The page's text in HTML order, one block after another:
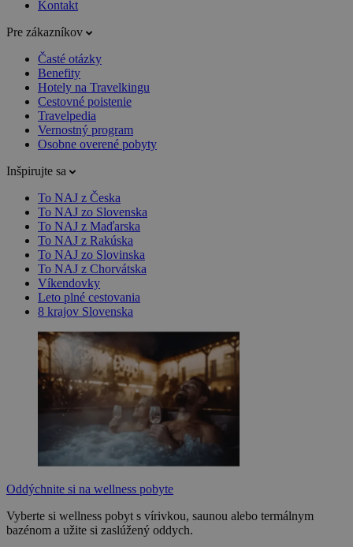
Kontakt
Pre zákazníkov
Časté otázky
Benefity
Hotely na Travelkingu
Cestovné poistenie
Travelpedia
Vernostný program
Osobne overené pobyty
Inšpirujte sa
To NAJ z Česka
To NAJ zo Slovenska
To NAJ z Maďarska
To NAJ z Rakúska
To NAJ zo Slovinska
To NAJ z Chorvátska
Víkendovky
Leto plné cestovania
8 krajov Slovenska
Oddýchnite si na wellness pobyte
Vyberte si wellness pobyt s vírivkou, saunou alebo termálnym
bazénom a užite si zaslúžený oddych.